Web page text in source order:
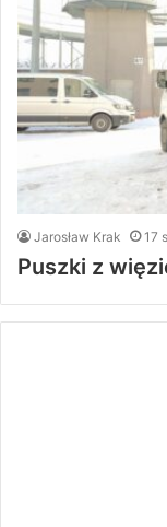
Jarosław Krak 17
Puszki z